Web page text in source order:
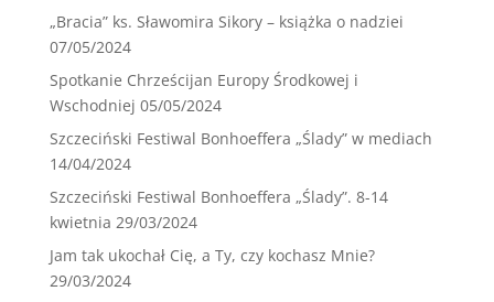
„Bracia” ks. Sławomira Sikory – książka o nadziei
07/05/2024
Spotkanie Chrześcijan Europy Środkowej i
Wschodniej 05/05/2024
Szczeciński Festiwal Bonhoeffera „Ślady” w mediach
14/04/2024
Szczeciński Festiwal Bonhoeffera „Ślady”. 8-14
kwietnia 29/03/2024
Jam tak ukochał Cię, a Ty, czy kochasz Mnie?
29/03/2024